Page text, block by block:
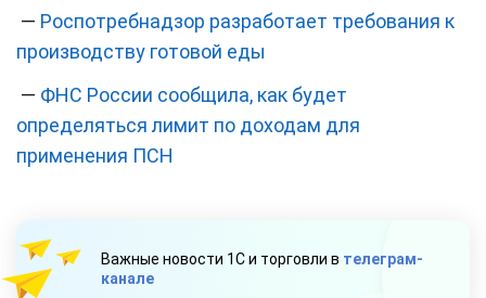
— Роспотребнадзор разработает требования к
производству готовой еды
— ФНС России сообщила, как будет
определяться лимит по доходам для
применения ПСН
Важные новости 1С и торговли в телеграм-
канале